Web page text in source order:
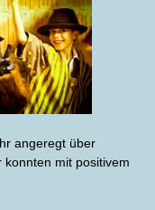
angeregt über
mit positivem